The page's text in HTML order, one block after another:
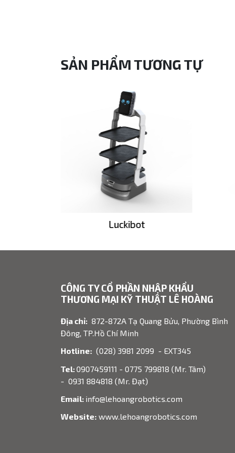
SẢN PHẨM TƯƠNG TỰ
Luckibot
CÔNG TY CỔ PHẦN NHẬP KHẨU
THƯƠNG MẠI KỸ THUẬT LÊ HOÀNG
Địa chỉ: 872-872A Tạ Quang Bửu, Phường Bình
Đông, TP.Hồ Chí Minh
Hotline: (028) 3981 2099 - EXT345
Tel:0907459111 - 0775 799818 (Mr. Tâm)
- 0931 884818 (Mr. Đạt)
Email: info@lehoangrobotics.com
Website:www.lehoangrobotics.com